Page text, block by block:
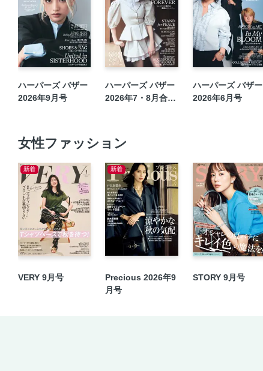
ハーパーズ バザー
2026年9月号
ハーパーズ バザー
2026年7・8月合併
ハーパーズ バザー
2026年6月号
女性ファッション
新着
VERY 9月号
新着
Precious 2026年9
月号
STORY 9月号